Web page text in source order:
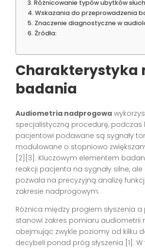
Różnicowanie typów ubytków
Wskazania do przeprowadzenia
Znaczenie diagnostyczne w
Źródła:
Charakterystyka
badania
Audiometria nadprogowa
specjalistyczną procedurę, podczas
pacjentowi podawane są sygnały
modulowane o stopniowo
[2][3]. Kluczowym elementem
reakcji pacjenta na sygnały silne,
pozwala na precyzyjną analizę
zakresie nadprogowym.
Różnica między progiem słyszenia
stanowi zakres pomiaru audiometrii
obejmując zwykle poziomy od kilku
decybeli ponad próg słyszenia [1]. W